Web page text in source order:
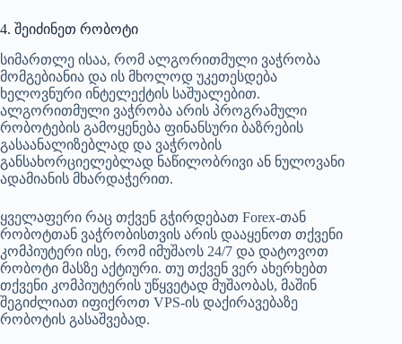
4. შეიძინეთ რობოტი
სიმართლე ისაა, რომ ალგორითმული ვაჭრობა
მომგებიანია და ის მხოლოდ უკეთესდება
ხელოვნური ინტელექტის საშუალებით.
ალგორითმული ვაჭრობა არის პროგრამული
რობოტების გამოყენება ფინანსური ბაზრების
გასაანალიზებლად და ვაჭრობის
განსახორციელებლად ნაწილობრივი ან ნულოვანი
ადამიანის მხარდაჭერით.
ყველაფერი რაც თქვენ გჭირდებათ Forex-თან
რობოტთან ვაჭრობისთვის არის დააყენოთ თქვენი
კომპიუტერი ისე, რომ იმუშაოს 24/7 და დატოვოთ
რობოტი მასზე აქტიური. თუ თქვენ ვერ ახერხებთ
თქვენი კომპიუტერის უწყვეტად მუშაობას, მაშინ
შეგიძლიათ იფიქროთ VPS-ის დაქირავებაზე
რობოტის გასაშვებად.